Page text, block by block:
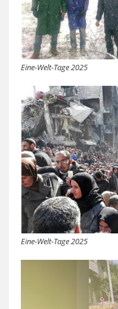
Eine-Welt-Tage 2025
Eine-Welt-Tage 2025